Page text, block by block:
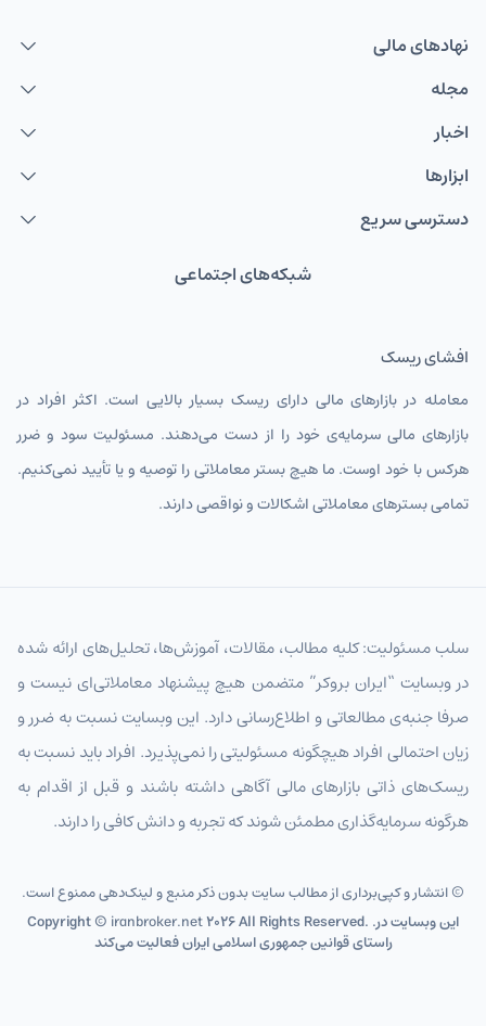
نهاد‌های مالی
مجله
اخبار
ابزارها
دسترسی سریع
شبکه‌های اجتماعی
افشای ریسک
معامله در بازارهای مالی دارای ریسک بسیار بالایی است. اکثر افراد در
بازارهای مالی سرمایه‌ی خود را از دست می‌دهند. مسئولیت سود و ضرر
هرکس با خود اوست. ما هیچ بستر معاملاتی را توصیه و یا تأیید نمی‌کنیم.
تمامی بسترهای معاملاتی اشکالات و نواقصی دارند.
سلب مسئولیت: کلیه مطالب، مقالات، آموزش‌ها، تحلیل‌های ارائه شده
در وبسایت “ایران بروکر” متضمن هیچ پیشنهاد معاملاتی‌ای نیست و
صرفا جنبه‌ی مطالعاتی و اطلاع‌رسانی دارد. این وبسایت نسبت به ضرر و
زیان احتمالی افراد هیچگونه مسئولیتی را نمی‌پذیرد. افراد باید نسبت به
ریسک‌های ذاتی بازارهای مالی آگاهی داشته باشند و قبل از اقدام به
هرگونه سرمایه‌گذاری مطمئن شوند که تجربه و دانش کافی را دارند.
© انتشار و کپی‌برداری از مطالب سایت بدون ذکر منبع و لینک‌دهی ممنوع است.
Copyright © iranbroker.net2026 All Rights Reserved. .این وبسایت در
راستای قوانین جمهوری اسلامی ایران فعالیت می‌کند